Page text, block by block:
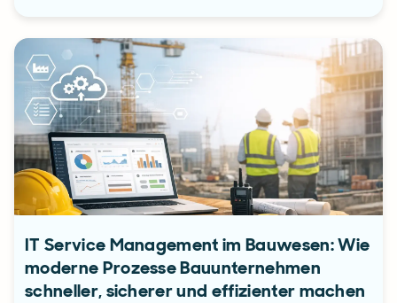
IT Service Management im Bauwesen: Wie
moderne Prozesse Bauunternehmen
schneller, sicherer und effizienter machen